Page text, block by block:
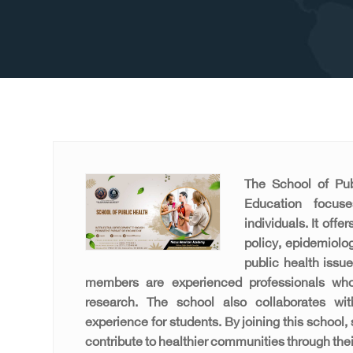
The School of
Education
individuals. It
policy,
public health
members are experienced professionals
research. The school also collaborates
experience for students. By joining this
contribute to healthier communities through